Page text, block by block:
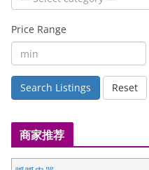
Price Range
Search Listings Reset
商家推荐